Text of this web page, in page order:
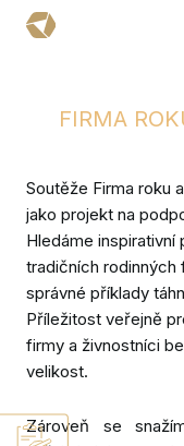
FIRMA
Soutěže Firma roku
jako projekt na
Hledáme
tradičních rodinných
správné příklady
Příležitost veřejně
firmy a živnostníci
velikost.
Zároveň se